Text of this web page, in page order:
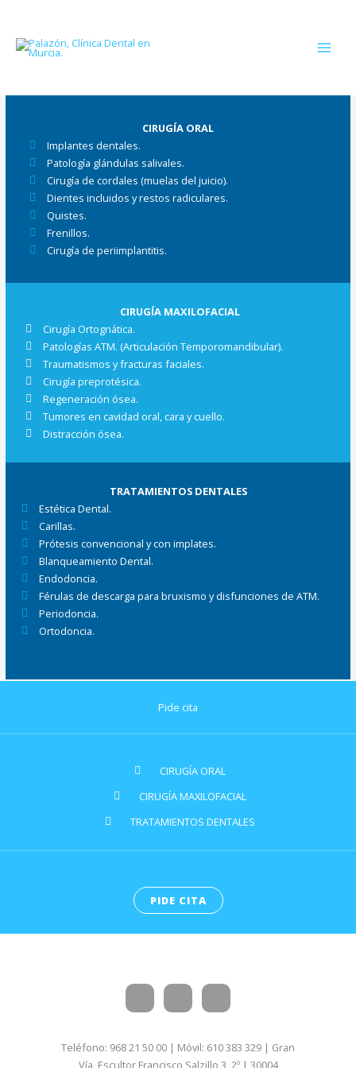
contenido
CIRUGÍA ORAL
Implantes dentales.
Patología glándulas salivales.
Cirugía de cordales (muelas del juicio).
Dientes incluidos y restos radiculares.
Quistes.
Frenillos.
Cirugía de periimplantitis.
CIRUGÍA MAXILOFACIAL
Cirugía Ortognática.
Patologías ATM. (Articulación Temporomandibular).
Traumatismos y fracturas faciales.
Cirugía preprotésica.
Regeneración ósea.
Tumores en cavidad oral, cara y cuello.
Distracción ósea.
TRATAMIENTOS DENTALES
Estética Dental.
Carillas.
Prótesis convencional y con implates.
Blanqueamiento Dental.
Endodoncia.
Férulas de descarga para bruxismo y disfunciones de ATM.
Periodoncia.
Ortodoncia.
Pide cita
CIRUGÍA ORAL
CIRUGÍA MAXILOFACIAL
TRATAMIENTOS DENTALES
PIDE CITA
Teléfono: 968 21 50 00 | Móvil: 610 383 329 | Gran
Vía Escultor Francisco Salzillo 3, 2º | 30004